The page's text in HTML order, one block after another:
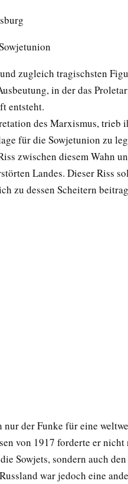
zugleich tragischsten
in der das
entsteht.
des Marxismus, trieb
für die Sowjetunion zu
zwischen diesem Wahn
Landes. Dieser Riss
zu dessen Scheitern
nur der Funke für eine
von 1917 forderte er nicht
Sowjets, sondern auch den
war jedoch eine